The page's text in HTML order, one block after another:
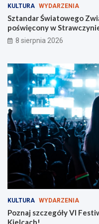
i
p
i
e
y
c
h
KULTURA WYDARZENIA
Sztandar Światowego
poświęcony w
8 sierpnia 2026
KULTURA WYDARZENIA
Poznaj szczegóły VI
Kielcach!